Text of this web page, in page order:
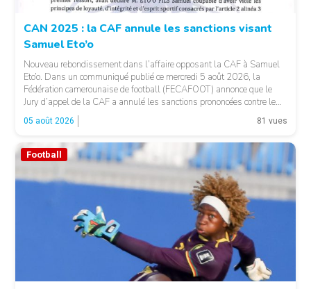
© Fecafoot
CAN 2025 : la CAF annule les sanctions visant
Samuel Eto’o
Nouveau rebondissement dans l’affaire opposant la CAF à Samuel
Eto’o. Dans un communiqué publié ce mercredi 5 août 2026, la
Fédération camerounaise de football (FECAFOOT) annonce que le
Jury d’appel de la CAF a annulé les sanctions prononcées contre le
président de la fédération camerounaise. Le dossier concernait les
incidents survenus lors du match Cameroun-Maroc […]
05 août 2026 81 vues
Football